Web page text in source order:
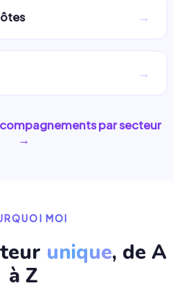
→
→
par secteur
→
MOI
unique, de A
à Z